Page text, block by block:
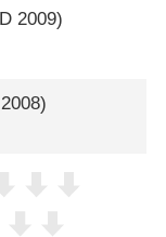
D 2009)
2008)